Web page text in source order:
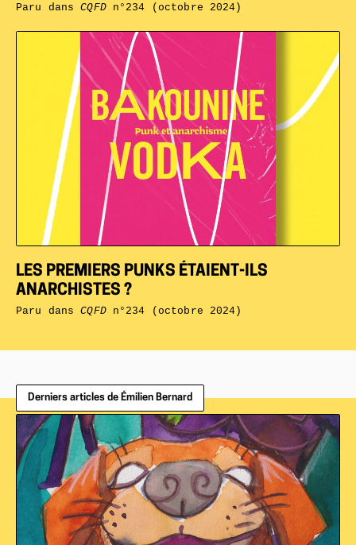
LES PREMIERS PUNKS ÉTAIENT-ILS
ANARCHISTES ?
Paru dansCQFDn°234 (octobre 2024)
Paru dansCQFDn°234 (octobre 2024)
Derniers articles de Émilien Bernard